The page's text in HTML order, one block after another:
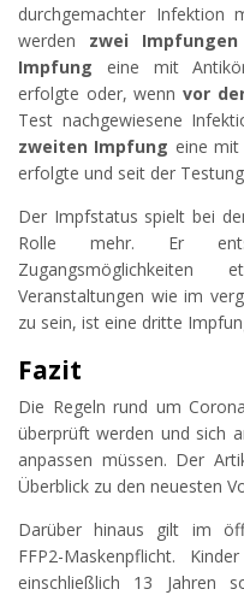
durchgemachter Infektion
werden zwei Impfungen
Impfung eine mit
erfolgte oder, wenn vor
Test nachgewiesene
zweiten Impfung eine mit
erfolgte und seit der
Der Impfstatus spielt bei
Rolle mehr. Er
Veranstaltungen wie im
zu sein, ist eine dritte
Fazit
Die Regeln rund um
überprüft werden und sich
anpassen müssen. Der
Überblick zu den neuesten
Darüber hinaus gilt im
FFP2-Maskenpflicht.
einschließlich 13 Jahren